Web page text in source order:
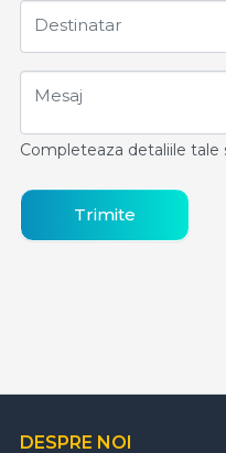
Destinatar
Mesaj
Completeaza detaliile tale
Trimite
DESPRE NOI